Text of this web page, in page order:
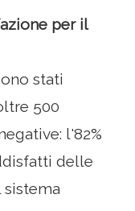
per il
stati
500
l'82%
delle